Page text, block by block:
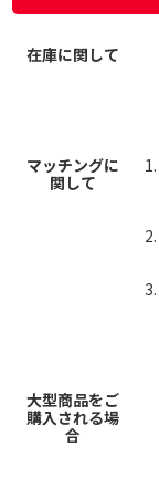
在庫に関して
マッチングに
関して
大型商品をご
購入される場
合